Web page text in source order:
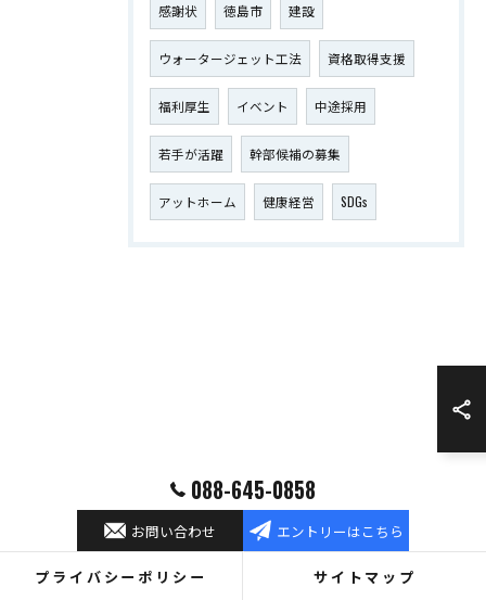
感謝状 徳島市 建設
ウォータージェット工法 資格取得支援
福利厚生 イベント 中途採用
若手が活躍 幹部候補の募集
アットホーム 健康経営 SDGs
088-645-0858
お問い合わせ エントリーはこちら
プライバシーポリシー サイトマップ